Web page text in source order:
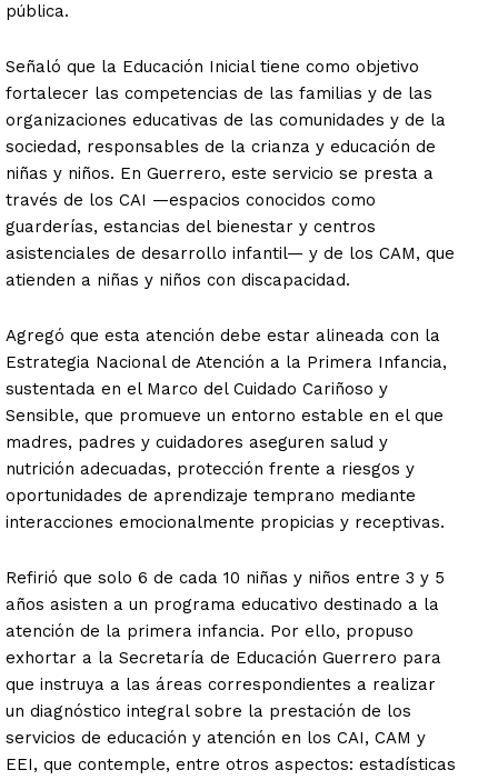
pública.
Señaló que la Educación Inicial tiene como objetivo
fortalecer las competencias de las familias y de las
organizaciones educativas de las comunidades y de la
sociedad, responsables de la crianza y educación de
niñas y niños. En Guerrero, este servicio se presta a
través de los CAI —espacios conocidos como
guarderías, estancias del bienestar y centros
asistenciales de desarrollo infantil— y de los CAM, que
atienden a niñas y niños con discapacidad.
Agregó que esta atención debe estar alineada con la
Estrategia Nacional de Atención a la Primera Infancia,
sustentada en el Marco del Cuidado Cariñoso y
Sensible, que promueve un entorno estable en el que
madres, padres y cuidadores aseguren salud y
nutrición adecuadas, protección frente a riesgos y
oportunidades de aprendizaje temprano mediante
interacciones emocionalmente propicias y receptivas.
Refirió que solo 6 de cada 10 niñas y niños entre 3 y 5
años asisten a un programa educativo destinado a la
atención de la primera infancia. Por ello, propuso
exhortar a la Secretaría de Educación Guerrero para
que instruya a las áreas correspondientes a realizar
un diagnóstico integral sobre la prestación de los
servicios de educación y atención en los CAI, CAM y
EEI, que contemple, entre otros aspectos: estadísticas